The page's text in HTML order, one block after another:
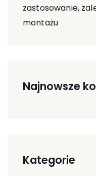
zastosowanie,
montażu
Najnowsze
Kategorie